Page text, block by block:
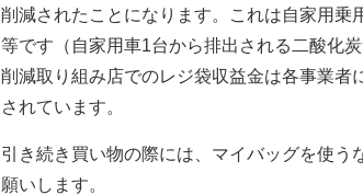
削減されたことになります。これは自家用乗
等です（自家用車1台から排出される二酸化
削減取り組み店でのレジ袋収益金は各事業者
されています。
引き続き買い物の際には、マイバッグを使
願いします。